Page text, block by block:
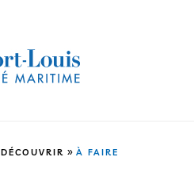
DÉCOUVRIR » À FAIRE